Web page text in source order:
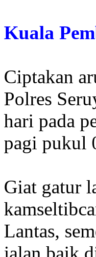
Kuala
Ciptakan
Polres
hari pada
pagi pukul
Giat gatur
Lantas,